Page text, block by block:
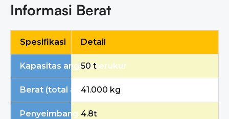
Informasi Berat
Spesifikasi Detail
Kapasitas angkat terukur
50 t
Berat (total alat berat)
41.000 kg
Penyeimbang 4.8t